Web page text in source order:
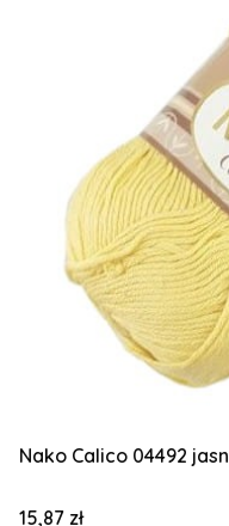
Nako Calico 04492
Cena
15,87 zł